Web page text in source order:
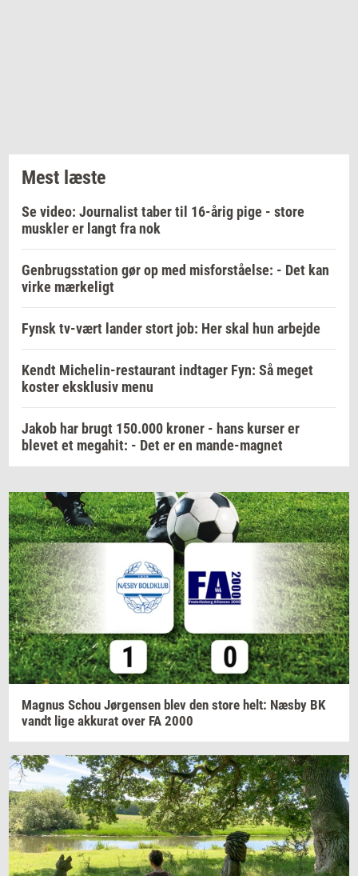
Mest læste
Se video: Journalist taber til 16-årig pige - store
muskler er langt fra nok
Genbrugsstation gør op med misforståelse: - Det kan
virke mærkeligt
Fynsk tv-vært lander stort job: Her skal hun arbejde
Kendt Michelin-restaurant indtager Fyn: Så meget
koster eksklusiv menu
Jakob har brugt 150.000 kroner - hans kurser er
blevet et megahit: - Det er en mande-magnet
Magnus Schou Jør­gen­sen blev den store helt: Næsby BK
vandt lige ak­ku­rat over FA 2000